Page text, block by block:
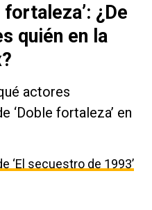
¿De
quién en la
actores
‘Doble fortaleza’ en
‘El secuestro de 1993’